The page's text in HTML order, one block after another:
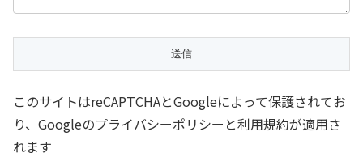
このサイトはreCAPTCHAとGoogleによって保護されてお
り、Googleのプライバシーポリシーと利用規約が適用さ
れます